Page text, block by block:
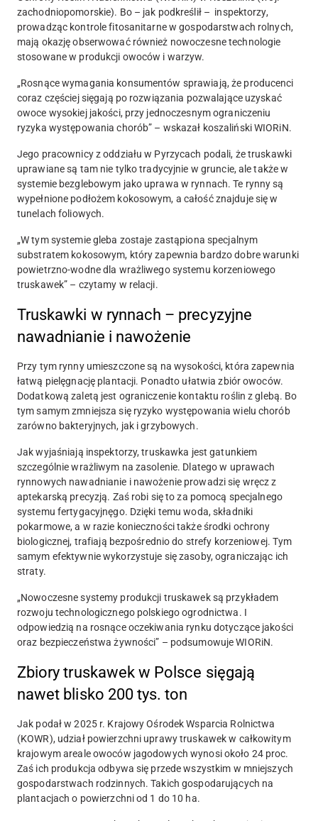
zachodniopomorskie). Bo – jak podkreślił – inspektorzy,
prowadząc kontrole fitosanitarne w gospodarstwach rolnych,
mają okazję obserwować również nowoczesne technologie
stosowane w produkcji owoców i warzyw.
„Rosnące wymagania konsumentów sprawiają, że producenci
coraz częściej sięgają po rozwiązania pozwalające uzyskać
owoce wysokiej jakości, przy jednoczesnym ograniczeniu
ryzyka występowania chorób” – wskazał koszaliński WIORiN.
Jego pracownicy z oddziału w Pyrzycach podali, że truskawki
uprawiane są tam nie tylko tradycyjnie w gruncie, ale także w
systemie bezglebowym jako uprawa w rynnach. Te rynny są
wypełnione podłożem kokosowym, a całość znajduje się w
tunelach foliowych.
„W tym systemie gleba zostaje zastąpiona specjalnym
substratem kokosowym, który zapewnia bardzo dobre warunki
powietrzno-wodne dla wrażliwego systemu korzeniowego
truskawek” – czytamy w relacji.
Truskawki w rynnach – precyzyjne
nawadnianie i nawożenie
Przy tym rynny umieszczone są na wysokości, która zapewnia
łatwą pielęgnację plantacji. Ponadto ułatwia zbiór owoców.
Dodatkową zaletą jest ograniczenie kontaktu roślin z glebą. Bo
tym samym zmniejsza się ryzyko występowania wielu chorób
zarówno bakteryjnych, jak i grzybowych.
Jak wyjaśniają inspektorzy, truskawka jest gatunkiem
szczególnie wrażliwym na zasolenie. Dlatego w uprawach
rynnowych nawadnianie i nawożenie prowadzi się wręcz z
aptekarską precyzją. Zaś robi się to za pomocą specjalnego
systemu fertygacyjnęgo. Dzięki temu woda, składniki
pokarmowe, a w razie konieczności także środki ochrony
biologicznej, trafiają bezpośrednio do strefy korzeniowej. Tym
samym efektywnie wykorzystuje się zasoby, ograniczając ich
straty.
„Nowoczesne systemy produkcji truskawek są przykładem
rozwoju technologicznego polskiego ogrodnictwa. I
odpowiedzią na rosnące oczekiwania rynku dotyczące jakości
oraz bezpieczeństwa żywności” – podsumowuje WIORiN.
Zbiory truskawek w Polsce sięgają
nawet blisko 200 tys. ton
Jak podał w 2025 r. Krajowy Ośrodek Wsparcia Rolnictwa
(KOWR), udział powierzchni uprawy truskawek w całkowitym
krajowym areale owoców jagodowych wynosi około 24 proc.
Zaś ich produkcja odbywa się przede wszystkim w mniejszych
gospodarstwach rodzinnych. Takich gospodarujących na
plantacjach o powierzchni od 1 do 10 ha.